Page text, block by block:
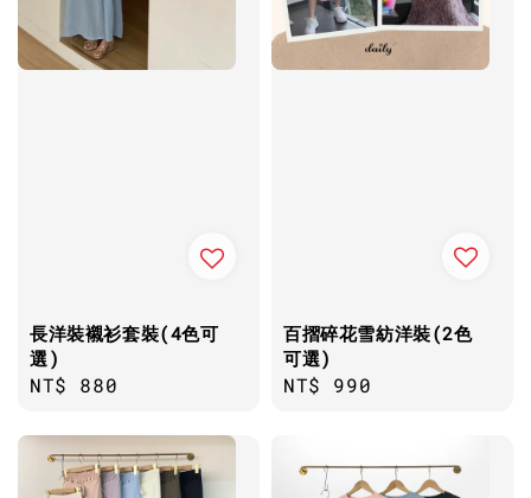
長洋裝襯衫套裝(4色可
選)
Regular
NT$ 880
百摺碎花雪紡洋裝(2色
可選)
Regular
NT$ 990